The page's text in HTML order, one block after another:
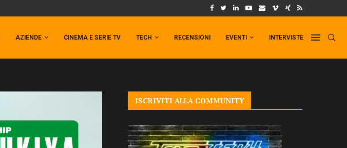
IL TRAILER DI FIST OF THE NORTH STAR!
AZIENDE CINEMA E SERIE TV TECH RECENSIONI EVENTI INTERVISTE
ISCRIVITI ALLA COMMUNITY